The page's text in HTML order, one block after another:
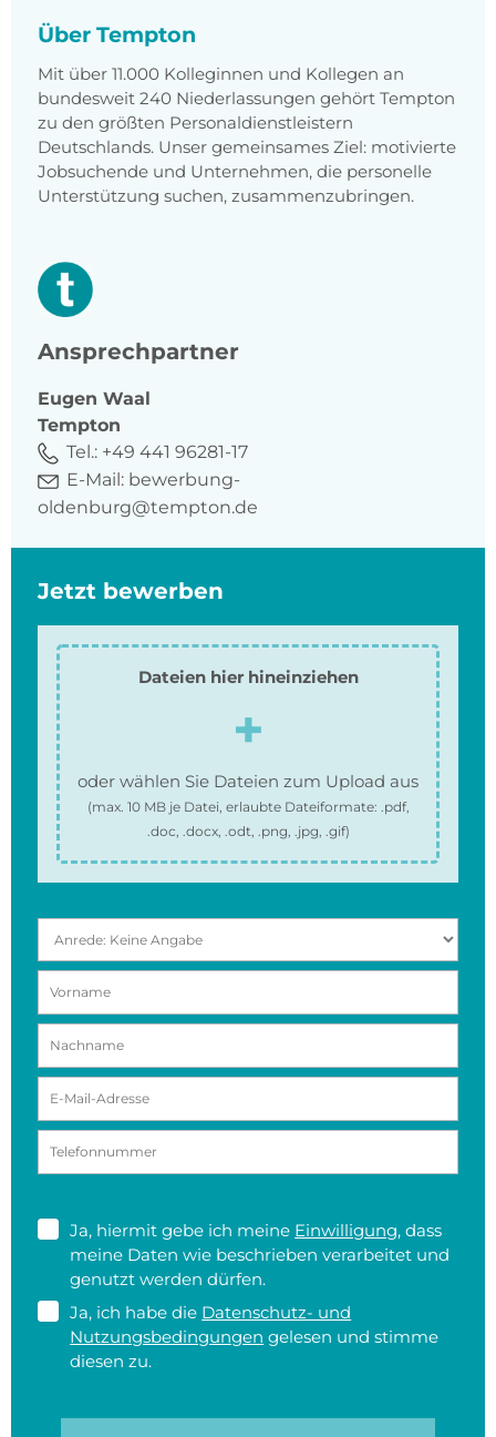
Über Tempton
Mit über 11.000 Kolleginnen und Kollegen an
bundesweit 240 Niederlassungen gehört Tempton
zu den größten Personaldienstleistern
Deutschlands. Unser gemeinsames Ziel: motivierte
Jobsuchende und Unternehmen, die personelle
Unterstützung suchen, zusammenzubringen.
Ansprechpartner
Eugen Waal
Tempton
Tel.: +49 441 96281-17
E-Mail: bewerbung-
oldenburg@tempton.de
Jetzt bewerben
Dateien hier hineinziehen
oder wählen Sie Dateien zum Upload aus
(max. 10 MBje Datei, erlaubte Dateiformate: .pdf,
.doc, .docx, .odt, .png, .jpg, .gif)
Ja, hiermit gebe ich meine Einwilligung, dass
meine Daten wie beschrieben verarbeitet und
genutzt werden dürfen.
Ja, ich habe die Datenschutz- und
Nutzungsbedingungen gelesen und stimme
diesen zu.